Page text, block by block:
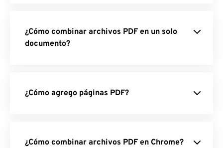
¿Cómo combinar archivos PDF en un solo
documento?
¿Cómo agrego páginas PDF?
¿Cómo combinar archivos PDF en Chrome?